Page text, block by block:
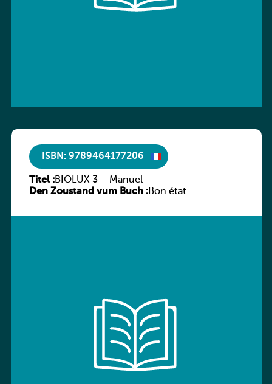
ISBN: 9789464177206
Titel :BIOLUX 3 – Manuel
Den Zoustand vum Buch :Bon état